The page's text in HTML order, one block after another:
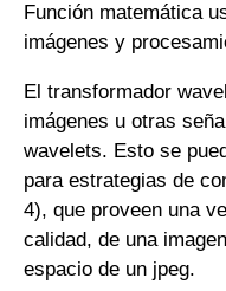
Función matemática
imágenes y
El transformador
imágenes u otras
wavelets. Esto se
para estrategias de
4), que proveen una
calidad, de una
espacio de un jpeg.